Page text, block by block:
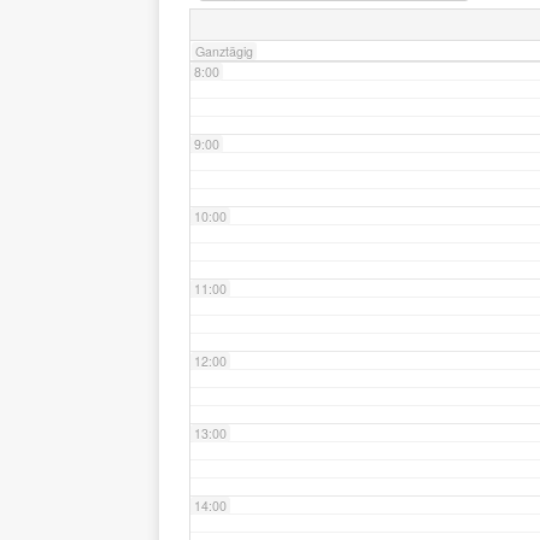
Ganztägig
8:00
9:00
10:00
11:00
12:00
13:00
14:00